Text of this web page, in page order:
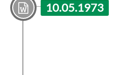
10.05.1973